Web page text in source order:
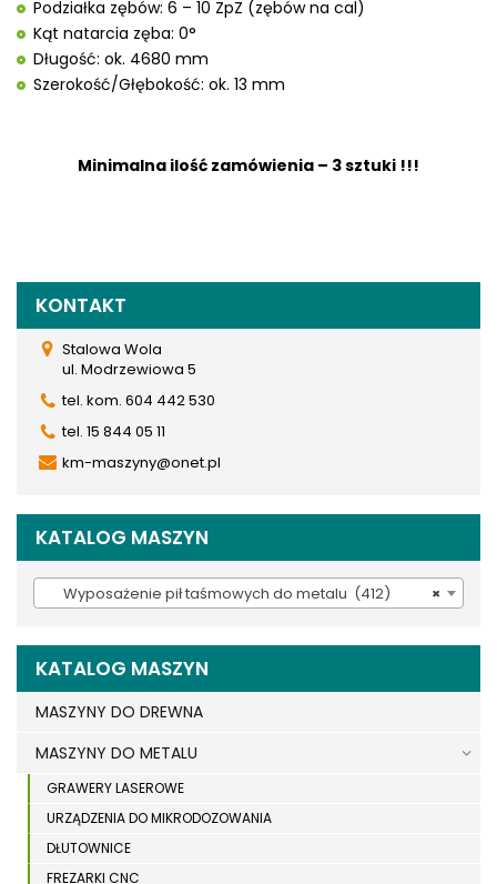
Podziałka zębów: 6 – 10 ZpZ (zębów na cal)
Kąt natarcia zęba: 0°
Długość: ok. 4680 mm
Szerokość/Głębokość: ok. 13 mm
Minimalna ilość zamówienia – 3 sztuki !!!
KONTAKT
Stalowa Wola
ul. Modrzewiowa 5
tel. kom. 604 442 530
tel. 15 844 05 11
km-maszyny@onet.pl
KATALOG MASZYN
×
Wyposażenie pił taśmowych do metalu (412)
KATALOG MASZYN
MASZYNY DO DREWNA
MASZYNY DO METALU
GRAWERY LASEROWE
URZĄDZENIA DO MIKRODOZOWANIA
DŁUTOWNICE
FREZARKI CNC